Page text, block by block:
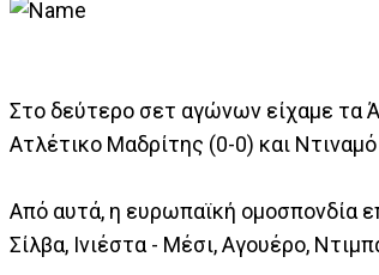
Στο δεύτερο σετ αγώνων είχαμε τα
Ατλέτικο Μαδρίτης (0-0) και
Από αυτά, η ευρωπαϊκή ομοσπονδία
Σίλβα, Ινιέστα - Μέσι, Αγουέρο,